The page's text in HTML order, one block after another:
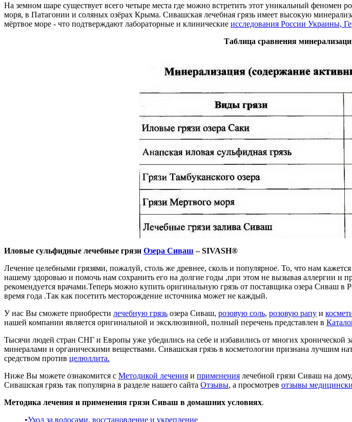
На земном шаре существует всего четыре места где можно встретить этот уникальный
моря, в Патагонии и соляных озёрах Крыма. Сивашская лечебная грязь имеет высокую
мёртвое море - что подтверждают лабораторные и клинические исследования России Украины,
Таблица сравнения
Иловые сульфидные лечебные грязи Озера Сиваш – SIVASH®
Лечение целебными грязями, пожалуй, столь же древнее, сколь и популярное. То, что нам
нашему здоровью и помочь нам сохранить его на долгие годы ,при этом не вызывая аллергии и
рекомендуется врачами.Теперь можно купить оригинальную грязь от поставщика озера Сиваш в
время года .Так как посетить месторождение источника может не каждый.
У нас Вы сможете приобрести лечебную грязь озера Сиваш, розовую соль, розовую рапу и
нашей компании является оригинальной и эксклюзивной, полный перечень представлен в
Тысячи людей стран СНГ и Европы уже убедились на себе и избавились от многих
минералами и органическими веществами. Сивашская грязь в косметологии признана лучшим
средством против целюллита.
Ниже Вы можете ознакомится с Методикой лечения и применения лечебной грязи Сиваш на
Сивашская грязь так популярна в разделе нашего сайта Отзывы, а просмотрев отзывы
Методика лечения и применения грязи Сиваш в домашних условиях.
•Уход за волосами, восстановление и укрепление